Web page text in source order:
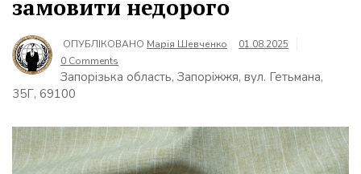
замовити недорого
ОПУБЛІКОВАНО Марія Шевченко
01.08.2025
0 Comments
Запорізька область, Запоріжжя, вул. Гетьмана,
35Г, 69100